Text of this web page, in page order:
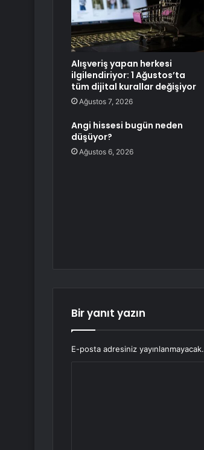
Alışveriş yapan herkesi
ilgilendiriyor: 1 Ağustos’ta
tüm dijital kurallar değişiyor
Ağustos 7, 2026
Angi hissesi bugün neden
düşüyor?
Ağustos 6, 2026
Bir yanıt yazın
E-posta adresiniz yayınlanmayacak.